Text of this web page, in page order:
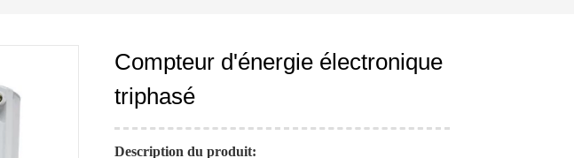
Compteur d'énergie électronique
triphasé
Description du produit: